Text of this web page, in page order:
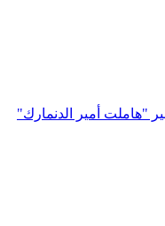
"هاملت أمير الدنمارك"